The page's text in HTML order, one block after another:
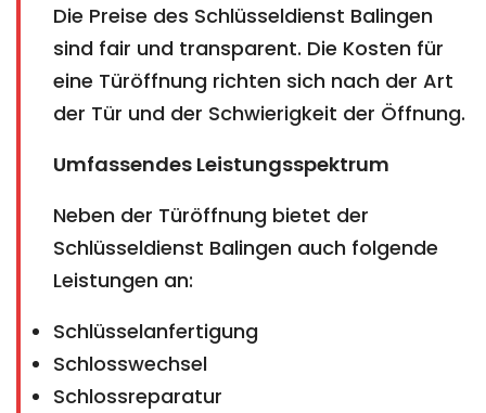
Die Preise des Schlüsseldienst Balingen
sind fair und transparent. Die Kosten für
eine Türöffnung richten sich nach der Art
der Tür und der Schwierigkeit der Öffnung.
Umfassendes Leistungsspektrum
Neben der Türöffnung bietet der
Schlüsseldienst Balingen auch folgende
Leistungen an:
Schlüsselanfertigung
Schlosswechsel
Schlossreparatur